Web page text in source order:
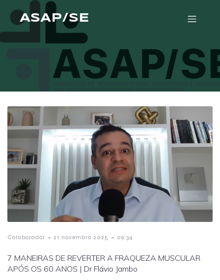
ASAP/SE
Colaborador - 21 novembro 2025 - 09:34
7 MANEIRAS DE REVERTER A FRAQUEZA MUSCULAR
APÓS OS 60 ANOS | Dr Flávio Jambo